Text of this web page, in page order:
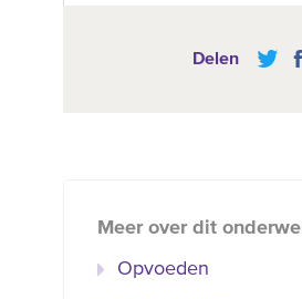
Delen
Meer over dit
Opvoeden